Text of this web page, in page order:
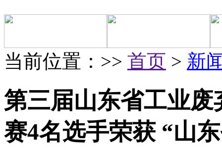
当前位置：>> 首页 > 新
第三届山东省工业
赛4名选手荣获 “山